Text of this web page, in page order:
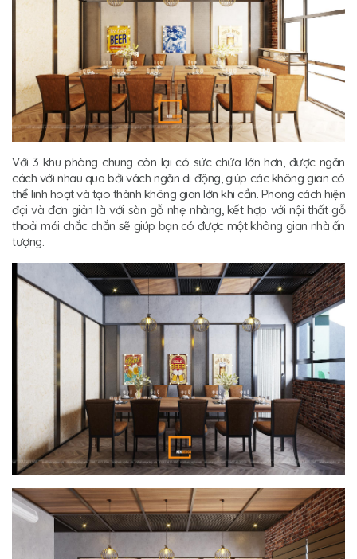
Với 3 khu phòng chung còn lại có sức chứa lớn hơn, được ngăn
cách với nhau qua bởi vách ngăn di động, giúp các không gian có
thể linh hoạt và tạo thành không gian lớn khi cần. Phong cách hiện
đại và đơn giản là với sàn gỗ nhẹ nhàng, kết hợp với nội thất gỗ
thoải mái chắc chắn sẽ giúp bạn có được một không gian nhà ấn
tượng.